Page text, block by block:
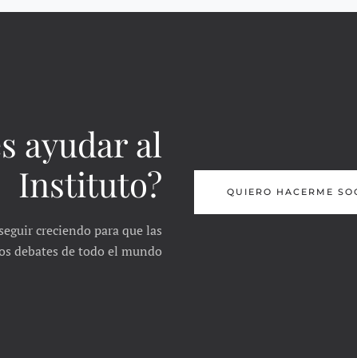
ayudar al
Instituto?
creciendo para que las
debates de todo el mundo
QUIERO HACERME